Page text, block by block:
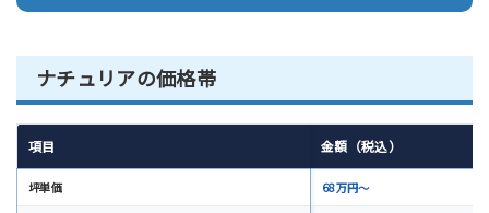
ナチュリアの価格帯
項目 金額（税込）
坪単価 68万円〜